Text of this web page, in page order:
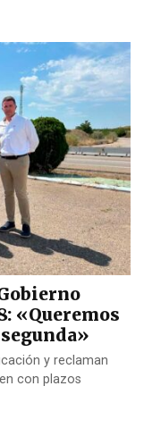
«Queremos
y reclaman
con plazos